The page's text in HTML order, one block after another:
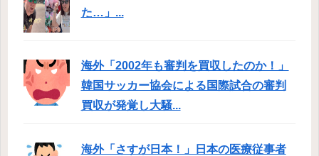
た…」...
海外「2002年も審判を買収したのか！」
韓国サッカー協会による国際試合の審判
買収が発覚し大騒...
海外「さすが日本！」日本の医療従事者